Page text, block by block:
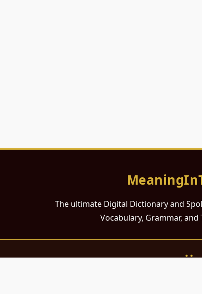
The ultimate Digital Dictionary and
Vocabulary, Grammar, and